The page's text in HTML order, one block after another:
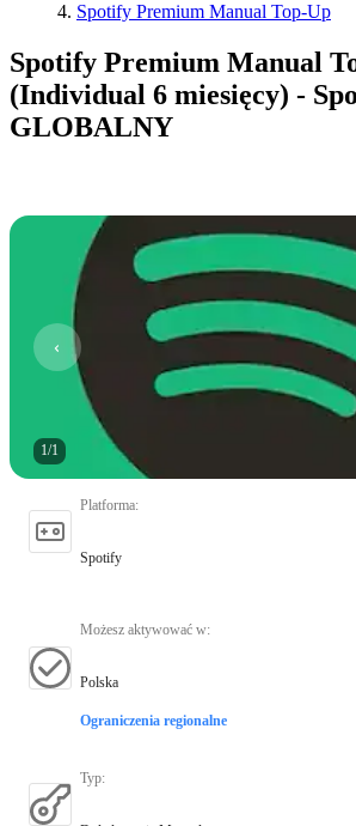
Spotify Premium Manual Top-Up
Spotify Premium Manual
(Individual 6 miesięcy) -
GLOBALNY
1/1
Platforma:
Spotify
Możesz aktywować w:
Polska
Ograniczenia regionalne
Typ: